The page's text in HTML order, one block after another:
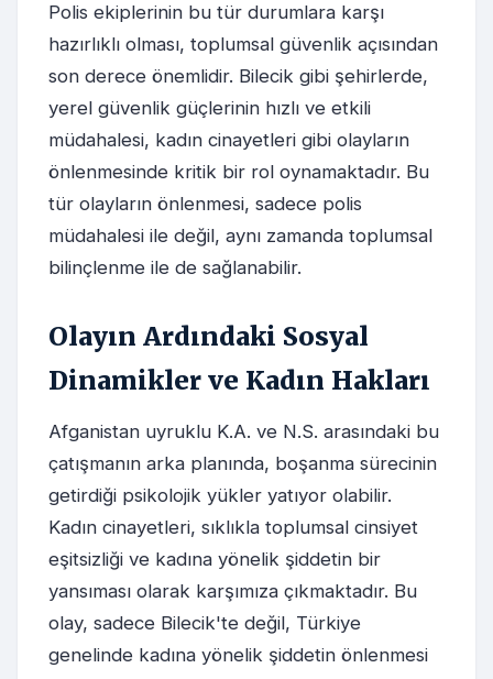
Polis ekiplerinin bu tür durumlara karşı
hazırlıklı olması, toplumsal güvenlik açısından
son derece önemlidir. Bilecik gibi şehirlerde,
yerel güvenlik güçlerinin hızlı ve etkili
müdahalesi, kadın cinayetleri gibi olayların
önlenmesinde kritik bir rol oynamaktadır. Bu
tür olayların önlenmesi, sadece polis
müdahalesi ile değil, aynı zamanda toplumsal
bilinçlenme ile de sağlanabilir.
Olayın Ardındaki Sosyal
Dinamikler ve Kadın Hakları
Afganistan uyruklu K.A. ve N.S. arasındaki bu
çatışmanın arka planında, boşanma sürecinin
getirdiği psikolojik yükler yatıyor olabilir.
Kadın cinayetleri, sıklıkla toplumsal cinsiyet
eşitsizliği ve kadına yönelik şiddetin bir
yansıması olarak karşımıza çıkmaktadır. Bu
olay, sadece Bilecik'te değil, Türkiye
genelinde kadına yönelik şiddetin önlenmesi